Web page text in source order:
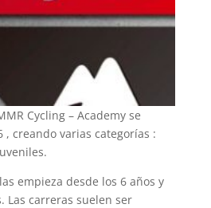
Cycling – Academy se
, creando varias categorías :
empieza desde los 6 años y
Las carreras suelen ser